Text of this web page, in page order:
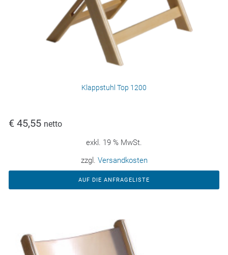
Klappstuhl Top 1200
€ 45,55 netto
exkl. 19 % MwSt.
zzgl. Versandkosten
AUF DIE ANFRAGELISTE